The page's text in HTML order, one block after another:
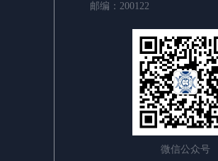
邮编：200122
微信公众号